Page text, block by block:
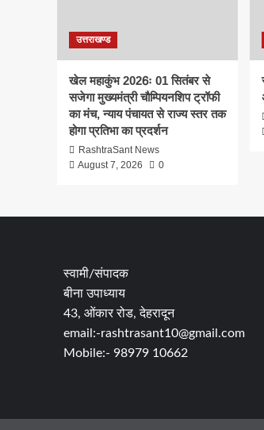
उत्तराखण्ड
खेल महाकुंभ 2026ः 01 सितंबर से
सजेगा मुख्यमंत्री चौम्पियनशिप ट्रॉफी
का मंच, न्याय पंचायत से राज्य स्तर तक
होगा प्रतिभा का प्रदर्शन
RashtraSant News
August 7, 2026
0
स्वामी/संपादक
बीना उपाध्याय
43, ओंकार रोड, देहरादून
email:-rashtrasant10@gmail.com
Mobile:- 98979 10662